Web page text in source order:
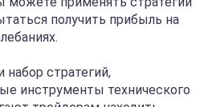
получить прибыль на
набор стратегий,
инструменты технического